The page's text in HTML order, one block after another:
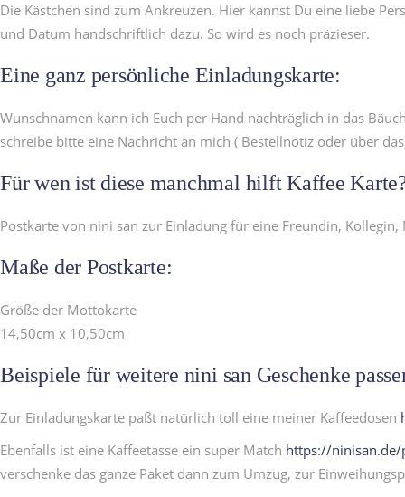
Die Kästchen sind zum Ankreuzen. Hier kannst Du eine liebe
und Datum handschriftlich dazu. So wird es noch präzieser.
Eine ganz persönliche Einladungskarte:
Wunschnamen kann ich Euch per Hand nachträglich in das
schreibe bitte eine Nachricht an mich ( Bestellnotiz oder über
Für wen ist diese manchmal hilft Kaffee
Postkarte von nini san zur Einladung für eine Freundin,
Maße der Postkarte:
Größe der Mottokarte
14,50cm x 10,50cm
Beispiele für weitere nini san Geschenke
Zur Einladungskarte paßt natürlich toll eine meiner Kaffeedosen
Ebenfalls ist eine Kaffeetasse ein super Match https://
verschenke das ganze Paket dann zum Umzug, zur